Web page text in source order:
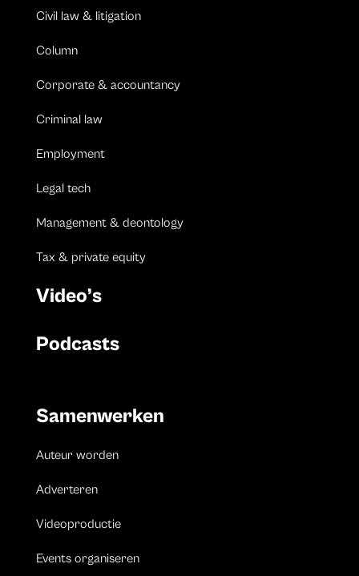
Civil law & litigation
Column
Corporate & accountancy
Criminal law
Employment
Legal tech
Management & deontology
Tax & private equity
Video’s
Podcasts
Samenwerken
Auteur worden
Adverteren
Videoproductie
Events organiseren